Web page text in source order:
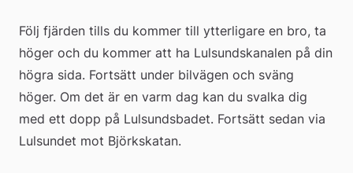
Följ fjärden tills du kommer till ytterligare en bro, ta
höger och du kommer att ha Lulsundskanalen på din
högra sida. Fortsätt under bilvägen och sväng
höger. Om det är en varm dag kan du svalka dig
med ett dopp på Lulsundsbadet. Fortsätt sedan via
Lulsundet mot Björkskatan.